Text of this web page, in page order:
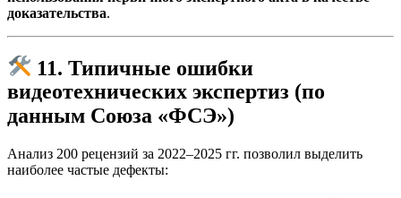
доказательства.
11. Типичные ошибки
видеотехнических экспертиз (по
данным Союза «ФСЭ»)
Анализ 200 рецензий за 2022–2025 гг. позволил выделить
наиболее частые дефекты: